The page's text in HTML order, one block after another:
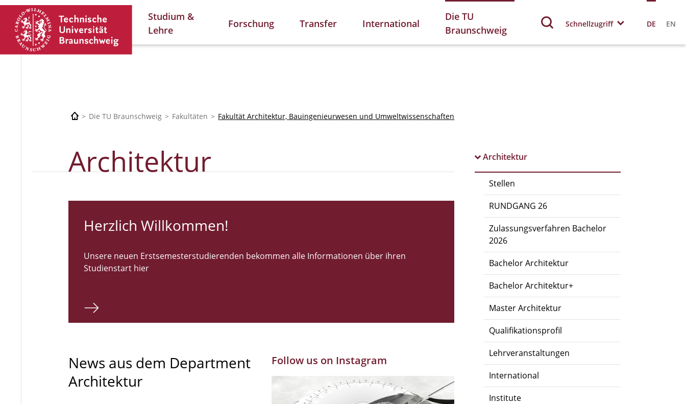
Studium &
Lehre
Forschung Transfer International
Die TU
Braunschweig
Schnellzugriff DE EN
Die TU Braunschweig Fakultäten Fakultät Architektur, Bauingenieurwesen und Umweltwissenschaften
Architektur
Stellen
RUNDGANG 26
Zulassungsverfahren Bachelor
2026
Bachelor Architektur
Bachelor Architektur+
Master Architektur
Qualifikationsprofil
Lehrveranstaltungen
International
Institute
Architektur
Herzlich Willkommen!
Unsere neuen Erstsemesterstudierenden bekommen alle Informationen über ihren
Studienstart hier
News aus dem Department
Architektur
Follow us on Instagram